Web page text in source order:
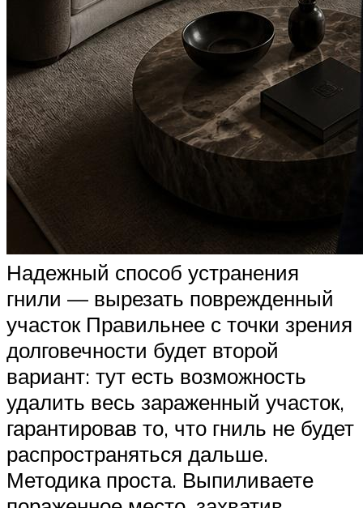
Надежный способ устранения
гнили — вырезать поврежденный
участок Правильнее с точки зрения
долговечности будет второй
вариант: тут есть возможность
удалить весь зараженный участок,
гарантировав то, что гниль не будет
распространяться дальше.
Методика проста. Выпиливаете